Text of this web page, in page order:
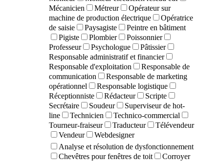
Mécanicien
Métreur
Opérateur sur
machine de production électrique
Opératrice
de saisie
Paysagiste
Peintre en bâtiment
Pigiste
Plombier
Poissonnier
Professeur
Psychologue
Pâtissier
Responsable administratif et financier
Responsable d'exploitation
Responsable de
communication
Responsable de marketing
opérationnel
Responsable logistique
Réceptionniste
Rédacteur
Scripte
Secrétaire
Soudeur
Superviseur de hot-
line
Technicien
Technico-commercial
Tourneur-fraiseur
Traducteur
Télévendeur
Vendeur
Webdesigner
Analyse et résolution de dysfonctionnement
Chevêtres pour fenêtres de toit
Corroyer